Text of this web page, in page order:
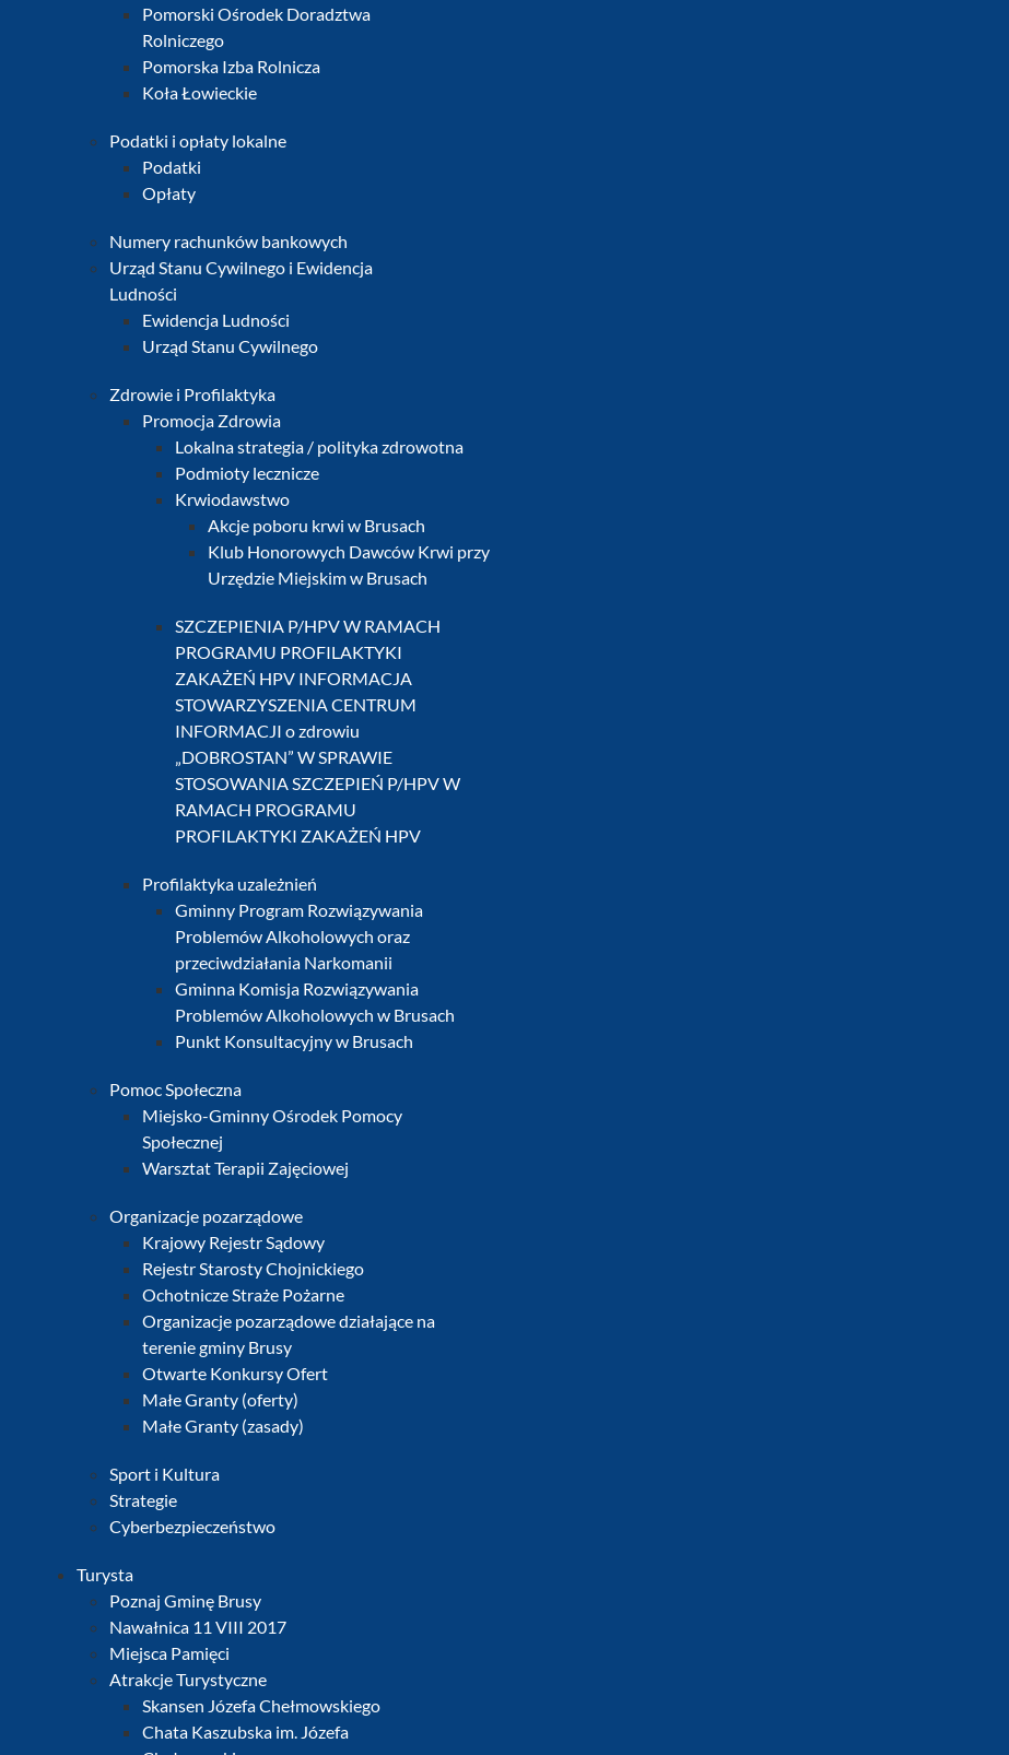
Pomorski Ośrodek Doradztwa
Rolniczego
Pomorska Izba Rolnicza
Koła Łowieckie
Podatki i opłaty lokalne
Podatki
Opłaty
Numery rachunków bankowych
Urząd Stanu Cywilnego i Ewidencja
Ludności
Ewidencja Ludności
Urząd Stanu Cywilnego
Zdrowie i Profilaktyka
Promocja Zdrowia
Lokalna strategia / polityka zdrowotna
Podmioty lecznicze
Krwiodawstwo
Akcje poboru krwi w Brusach
Klub Honorowych Dawców Krwi przy
Urzędzie Miejskim w Brusach
SZCZEPIENIA P/HPV W RAMACH
PROGRAMU PROFILAKTYKI
ZAKAŻEŃ HPV INFORMACJA
STOWARZYSZENIA CENTRUM
INFORMACJI o zdrowiu
„DOBROSTAN” W SPRAWIE
STOSOWANIA SZCZEPIEŃ P/HPV W
RAMACH PROGRAMU
PROFILAKTYKI ZAKAŻEŃ HPV
Profilaktyka uzależnień
Gminny Program Rozwiązywania
Problemów Alkoholowych oraz
przeciwdziałania Narkomanii
Gminna Komisja Rozwiązywania
Problemów Alkoholowych w Brusach
Punkt Konsultacyjny w Brusach
Pomoc Społeczna
Miejsko-Gminny Ośrodek Pomocy
Społecznej
Warsztat Terapii Zajęciowej
Organizacje pozarządowe
Krajowy Rejestr Sądowy
Rejestr Starosty Chojnickiego
Ochotnicze Straże Pożarne
Organizacje pozarządowe działające na
terenie gminy Brusy
Otwarte Konkursy Ofert
Małe Granty (oferty)
Małe Granty (zasady)
Sport i Kultura
Strategie
Cyberbezpieczeństwo
Turysta
Poznaj Gminę Brusy
Nawałnica 11 VIII 2017
Miejsca Pamięci
Atrakcje Turystyczne
Skansen Józefa Chełmowskiego
Chata Kaszubska im. Józefa